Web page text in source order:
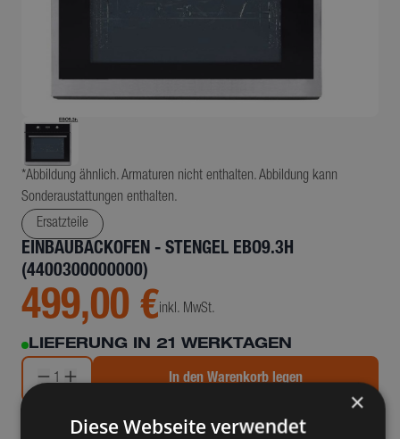
*Abbildung ähnlich. Armaturen nicht enthalten. Abbildung kann
Sonderaustattungen enthalten.
Ersatzteile
EINBAUBACKOFEN - STENGEL EBO9.3H
(4400300000000)
499,00 €inkl. MwSt.
LIEFERUNG IN 21 WERKTAGEN
1 In den Warenkorb legen
Details & Beschreibung
×
Diese Webseite verwendet